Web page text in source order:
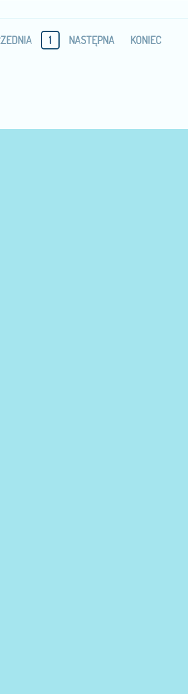
1 NASTĘPNA KONIEC